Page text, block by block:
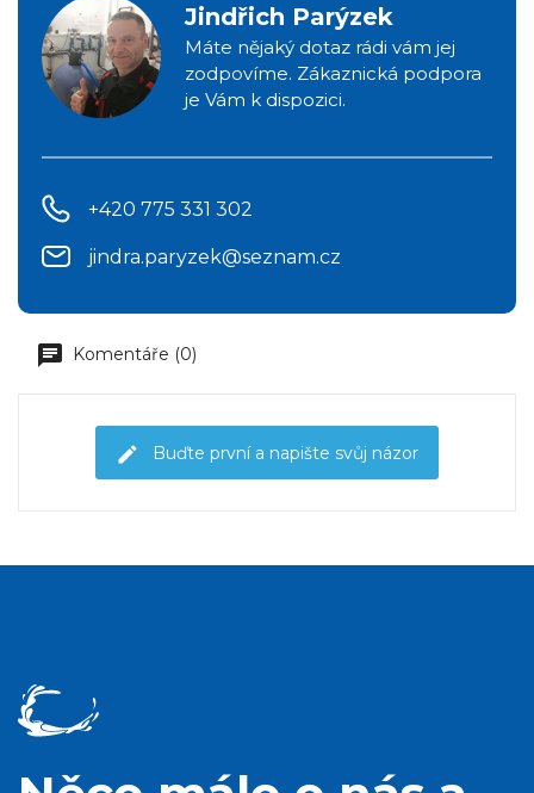
Jindřich Parýzek
Máte nějaký dotaz rádi vám jej
zodpovíme. Zákaznická podpora
je Vám k dispozici.
+420 775 331 302
jindra.paryzek@seznam.cz
Komentáře (0)
Buďte první a napište svůj názor